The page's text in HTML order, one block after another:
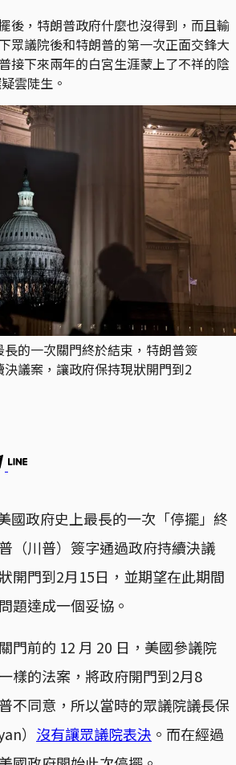
後，特朗普政府什麼也沒得到，而且輸
眾議院後和特朗普的第一次正面交鋒大
接下來兩年的白宮生涯蒙上了不祥的陰
雲陡生。
長的一次關門終於結束，特朗普簽
議案，讓政府保持現狀開門到2
國政府史上最長的一次「停擺」終
（川普）簽字通過政府持續決議
開門到2月15日，並期望在此期間
題達成一個妥協。
門前的 12 月 20 日，美國參議院
樣的法案，將政府開門到2月8
不同意，所以當時的眾議院議長保
） 沒有讓眾議院表決 。而在經過